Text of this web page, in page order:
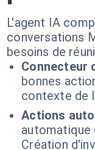
L'agent IA
conversations
besoins de
Connecteur
bonnes
contexte de
Actions
automatique
Création